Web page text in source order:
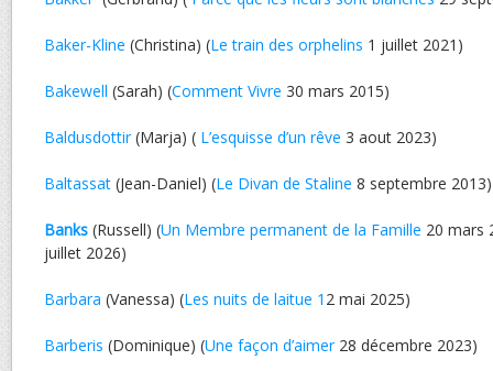
Baker-Kline (Christina) (Le train des orphelins 1 juillet 2021)
Bakewell (Sarah) (Comment Vivre 30 mars 2015)
Baldusdottir(Marja) ( L’esquisse d’un rêve 3 aout 2023)
Baltassat (Jean-Daniel) (Le Divan de Staline 8 septembre 2013)
Banks (Russell) (Un Membre permanent de la Famille 20 mars
juillet 2026)
Barbara (Vanessa) (Les nuits de laitue 1 2 mai 2025)
Barberis (Dominique) (Une façon d’aimer28 décembre 2023)